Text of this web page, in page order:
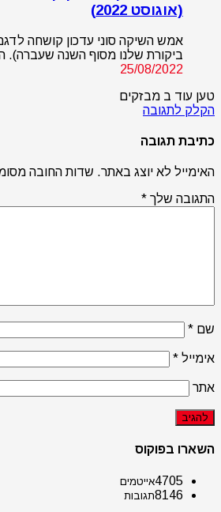
(אוגוסט 2022)
ביקורת שלנו מסוף השנה שעברה).
25/08/2022
טען עוד ב מבזקים
הקלק לתגובה
כתיבת תגובה
האימייל לא יוצג באתר. שדות החובה
התגובה שלך *
שם *
אימייל *
אתר
השארו בפוקוס
4705אייטמים
8146תגובות